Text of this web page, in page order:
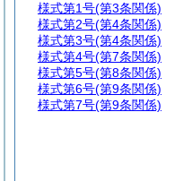
様式第1号(第3条関係)
様式第2号(第4条関係)
様式第3号(第4条関係)
様式第4号(第7条関係)
様式第5号(第8条関係)
様式第6号(第9条関係)
様式第7号(第9条関係)